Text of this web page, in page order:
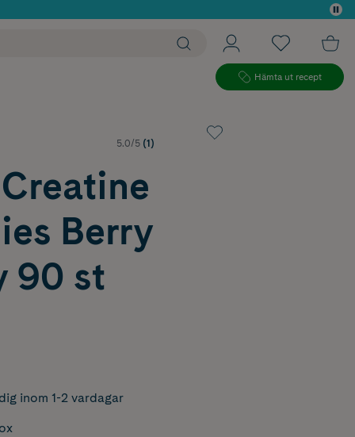
Hämta ut recept
5.0/5 (1)
Berry
90 st
inom 1-2 vardagar